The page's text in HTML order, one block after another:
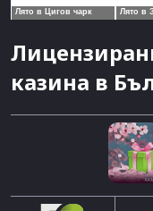
казина в